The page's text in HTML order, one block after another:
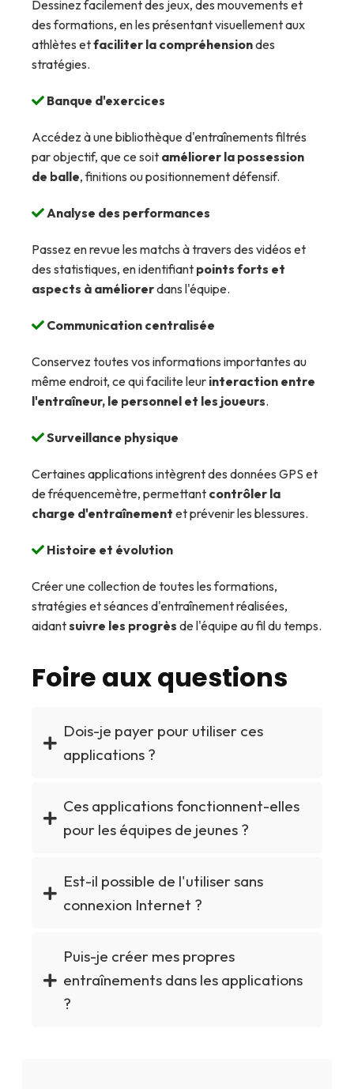
Dessinez facilement des jeux, des mouvements et
des formations, en les présentant visuellement aux
athlètes etfaciliter la compréhensiondes
stratégies.
Banque d'exercices
Accédez à une bibliothèque d'entraînements filtrés
par objectif, que ce soit améliorer la possession
de balle, finitions ou positionnement défensif.
Analyse des performances
Passez en revue les matchs à travers des vidéos et
des statistiques, en identifiant points forts et
aspects à améliorerdans l'équipe.
Communication centralisée
Conservez toutes vos informations importantes au
même endroit, ce qui facilite leur interaction entre
l'entraîneur, le personnel et les joueurs.
Surveillance physique
Certaines applications intègrent des données GPS et
de fréquencemètre, permettant contrôler la
charge d'entraînement et prévenir les blessures.
Histoire et évolution
Créer une collection de toutes les formations,
stratégies et séances d'entraînement réalisées,
aidantsuivre les progrès de l'équipe au fil du temps.
Foire aux questions
Dois-je payer pour utiliser ces
applications ?
Ces applications fonctionnent-elles
pour les équipes de jeunes ?
Est-il possible de l'utiliser sans
connexion Internet ?
Puis-je créer mes propres
entraînements dans les applications
?